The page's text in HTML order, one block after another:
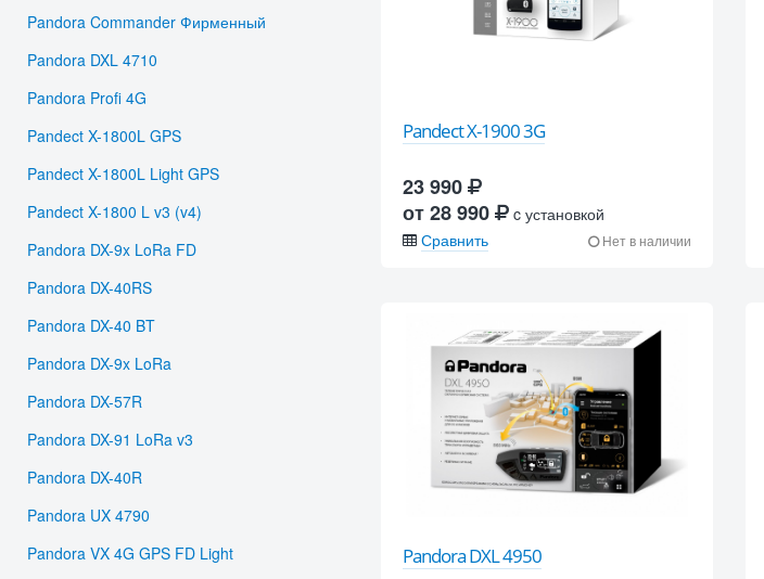
Pandect X-1900 3G
23 990
от 28 990
c установкой
Сравнить
Нет в наличии
Pandora DXL 4950
Pandora Commander Фирменный
Pandora DXL 4710
Pandora Profi 4G
Pandect X-1800L GPS
Pandect X-1800L Light GPS
Pandect X-1800 L v3 (v4)
Pandora DX-9x LoRa FD
Pandora DX-40RS
Pandora DX-40 BT
Pandora DX-9x LoRa
Pandora DX-57R
Pandora DX-91 LoRa v3
Pandora DX-40R
Pandora UX 4790
Pandora VX 4G GPS FD Light